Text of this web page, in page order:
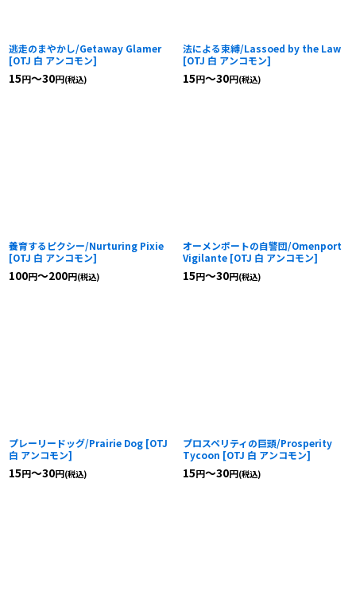
逃走のまやかし/Getaway Glamer
[OTJ 白 アンコモン]
15円～30円(税込)
法による束縛/Lassoed by the Law
[OTJ 白 アンコモン]
15円～30円(税込)
養育するピクシー/Nurturing Pixie
[OTJ 白 アンコモン]
100円～200円(税込)
オーメンポートの自警団/Omenport
Vigilante [OTJ 白 アンコモン]
15円～30円(税込)
プレーリードッグ/Prairie Dog [OTJ
白 アンコモン]
15円～30円(税込)
プロスペリティの巨頭/Prosperity
Tycoon [OTJ 白 アンコモン]
15円～30円(税込)